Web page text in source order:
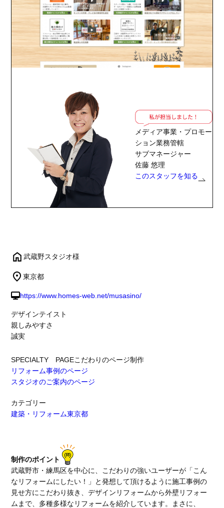
メディア事業・プロモー
ション業務管轄
サブマネージャー
佐藤 悠理
このスタッフを知る
武蔵野スタジオ様
東京都
https://www.homes-web.net/musasino/
デザインテイスト
親しみやすさ
誠実
SPECIALTY PAGEこだわりのページ制作
リフォーム事例のページ
スタジオのご案内のページ
カテゴリー
建築・リフォーム東京都
制作のポイント
武蔵野市・練馬区を中心に、こだわりの強いユーザーが「こん
なリフォームにしたい！」と発想して頂けるように施工事例の
見せ方にこだわり抜き、デザインリフォームから外壁リフォー
ムまで、多種多様なリフォームを紹介しています。まさに、